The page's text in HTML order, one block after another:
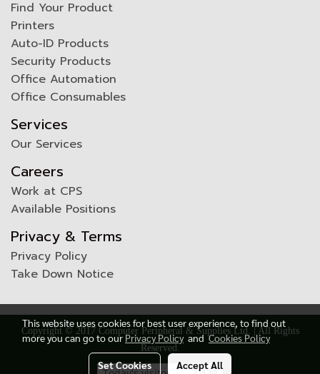
Find Your Product
Printers
Auto-ID Products
Security Products
Office Automation
Office Consumables
Services
Our Services
Careers
Work at CPS
Available Positions
Privacy & Terms
Privacy Policy
Take Down Notice
Copyright © 2017 Computer Peripheral & Supplies Ltd. | All Rights
Reserved.
This website uses cookies for best user experience, to find out
more you can go to ourPrivacy PolicyandCookies Policy
Set Cookies Accept All